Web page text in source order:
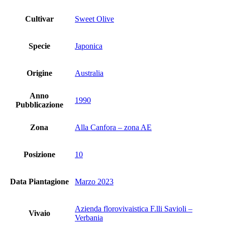
Cultivar Sweet Olive
Specie Japonica
Origine Australia
Anno
Pubblicazione
1990
Zona Alla Canfora – zona AE
Posizione 10
Data Piantagione Marzo 2023
Vivaio
Azienda florovivaistica F.lli Savioli –
Verbania